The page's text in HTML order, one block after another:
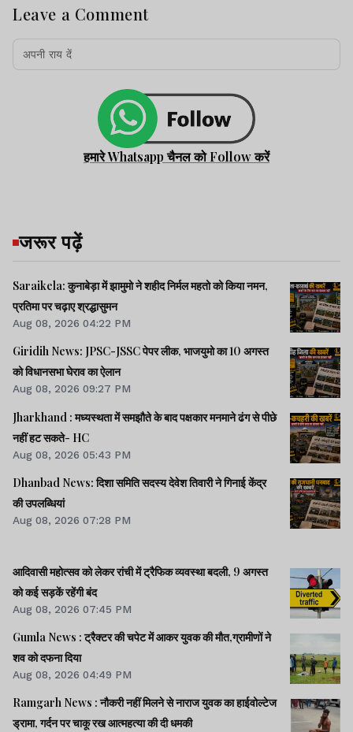
Leave a Comment
हमारे Whatsapp चैनल को Follow करें
जरूर पढ़ें
Saraikela: कुनाबेड़ा में झामुमो ने शहीद निर्मल महतो को किया नमन,
प्रतिमा पर चढ़ाए श्रद्धासुमन
Aug 08, 2026 04:22 PM
Giridih News: JPSC-JSSC पेपर लीक, भाजयुमो का 10 अगस्त
को विधानसभा घेराव का ऐलान
Aug 08, 2026 09:27 PM
Jharkhand : मध्यस्थता में समझौते के बाद पक्षकार मनमाने ढंग से पीछे
नहीं हट सकते- HC
Aug 08, 2026 05:43 PM
Dhanbad News: दिशा समिति सदस्य देवेश तिवारी ने गिनाई केंद्र
की उपलब्धियां
Aug 08, 2026 07:28 PM
आदिवासी महोत्सव को लेकर रांची में ट्रैफिक व्यवस्था बदली, 9 अगस्त
को कई सड़कें रहेंगी बंद
Aug 08, 2026 07:45 PM
Gumla News : ट्रैक्टर की चपेट में आकर युवक की मौत,ग्रामीणों ने
शव को दफना दिया
Aug 08, 2026 04:49 PM
Ramgarh News : नौकरी नहीं मिलने से नाराज युवक का हाईवोल्टेज
ड्रामा, गर्दन पर चाकू रख आत्महत्या की दी धमकी